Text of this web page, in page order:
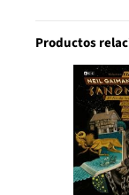
Productos